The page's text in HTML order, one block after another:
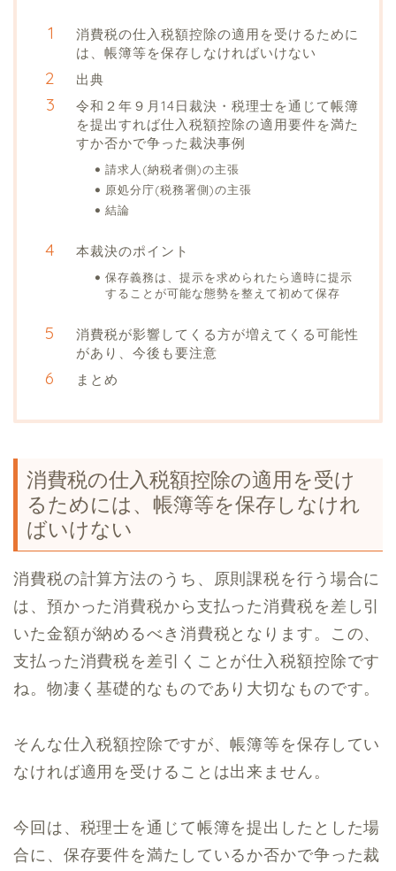
消費税の仕入税額控除の適用を受けるために
は、帳簿等を保存しなければいけない
出典
令和２年９月14日裁決・税理士を通じて帳簿
を提出すれば仕入税額控除の適用要件を満た
すか否かで争った裁決事例
請求人(納税者側)の主張
原処分庁(税務署側)の主張
結論
本裁決のポイント
保存義務は、提示を求められたら適時に提示
することが可能な態勢を整えて初めて保存
消費税が影響してくる方が増えてくる可能性
があり、今後も要注意
まとめ
消費税の仕入税額控除の適用を受け
るためには、帳簿等を保存しなけれ
ばいけない
消費税の計算方法のうち、原則課税を行う場合に
は、預かった消費税から支払った消費税を差し引
いた金額が納めるべき消費税となります。この、
支払った消費税を差引くことが仕入税額控除です
ね。物凄く基礎的なものであり大切なものです。
そんな仕入税額控除ですが、帳簿等を保存してい
なければ適用を受けることは出来ません。
今回は、税理士を通じて帳簿を提出したとした場
合に、保存要件を満たしているか否かで争った裁